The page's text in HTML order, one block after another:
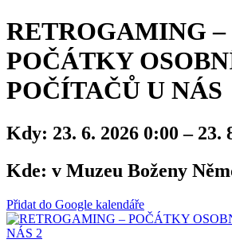
RETROGAMING –
POČÁTKY
POČÍTAČŮ U NÁS
Kdy: 23. 6. 2026 0:00 – 23.
Kde: v Muzeu Boženy
Přidat do Google kalendáře